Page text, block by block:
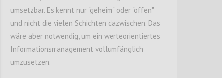
1.Effiziente und
umsetzbar. Es kennt nur "geheim" oder "offen"
und nicht die vielen Schichten dazwischen. Das
wäre aber notwendig, um ein werteorientiertes
Informationsmanagement vollumfänglich
umzusetzen.